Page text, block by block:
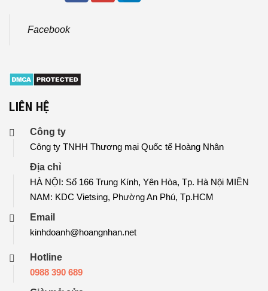
Facebook
LIÊN HỆ
Công ty
Công ty TNHH Thương mại Quốc tế Hoàng Nhân
Địa chỉ
HÀ NỘI: Số 166 Trung Kính, Yên Hòa, Tp. Hà Nội MIỀN
NAM: KDC Vietsing, Phường An Phú, Tp.HCM
Email
kinhdoanh@hoangnhan.net
Hotline
0988 390 689